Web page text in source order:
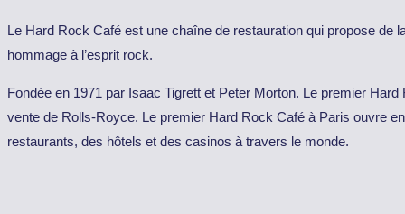
Le Hard Rock Café est une chaîne de restauration qui propose de
hommage à l’esprit rock.
Fondée en 1971 par Isaac Tigrett et Peter Morton. Le premier
vente de Rolls-Royce. Le premier Hard Rock Café à Paris ouvre
restaurants, des hôtels et des casinos à travers le monde.